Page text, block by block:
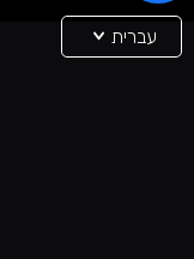
עברית